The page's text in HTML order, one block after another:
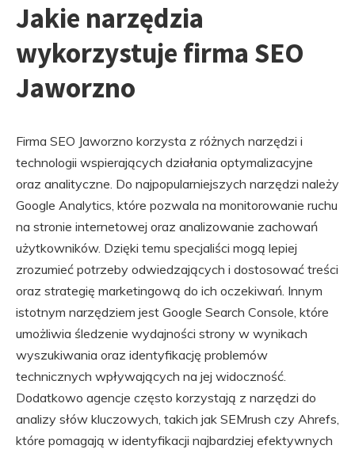
Jakie narzędzia
wykorzystuje firma SEO
Jaworzno
Firma SEO Jaworzno korzysta z różnych narzędzi i
technologii wspierających działania optymalizacyjne
oraz analityczne. Do najpopularniejszych narzędzi należy
Google Analytics, które pozwala na monitorowanie ruchu
na stronie internetowej oraz analizowanie zachowań
użytkowników. Dzięki temu specjaliści mogą lepiej
zrozumieć potrzeby odwiedzających i dostosować treści
oraz strategię marketingową do ich oczekiwań. Innym
istotnym narzędziem jest Google Search Console, które
umożliwia śledzenie wydajności strony w wynikach
wyszukiwania oraz identyfikację problemów
technicznych wpływających na jej widoczność.
Dodatkowo agencje często korzystają z narzędzi do
analizy słów kluczowych, takich jak SEMrush czy Ahrefs,
które pomagają w identyfikacji najbardziej efektywnych